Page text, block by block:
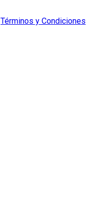
Términos y Condiciones